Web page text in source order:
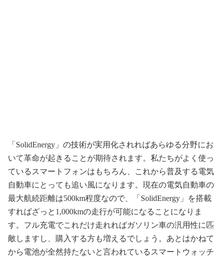
「SolidEnergy」の技術が実用化されればあらゆる分野にお
いて革命が起きることが期待されます。私たちがよく使っ
ているスマートフォンはもちろん、これから普及する電気
自動車にとっても追い風になります。現在の電気自動車の
最大航続距離は500km程度なので、「SolidEnergy」を搭載
すればざっと1,000kmの走行が可能になることになりま
す。フル充電でこれだけ走れればガソリン車の汎用性に匹
敵しますし、購入する方も増えるでしょう。あとはかねて
から電池が全然持たないと言われているスマートウォッチ